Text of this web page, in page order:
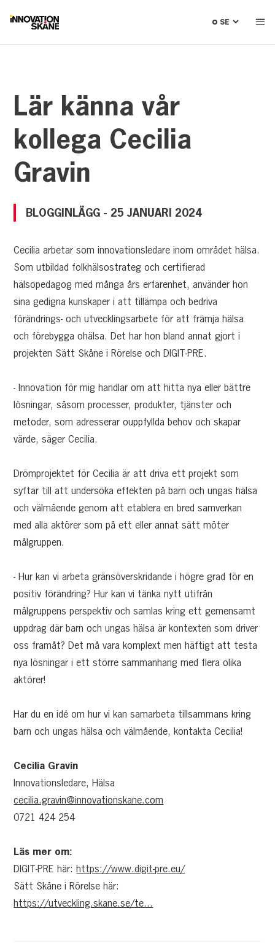
Lär känna vår
kollega Cecilia
Gravin
BLOGGINLÄGG - 25 JANUARI 2024
Cecilia arbetar som innovationsledare inom området hälsa.
Som utbildad folkhälsostrateg och certifierad
hälsopedagog med många års erfarenhet, använder hon
sina gedigna kunskaper i att tillämpa och bedriva
förändrings- och utvecklingsarbete för att främja hälsa
och förebygga ohälsa. Det har hon bland annat gjort i
projekten Sätt Skåne i Rörelse och DIGIT-PRE.
- Innovation för mig handlar om att hitta nya eller bättre
lösningar, såsom processer, produkter, tjänster och
metoder, som adresserar ouppfyllda behov och skapar
värde, säger Cecilia.
Drömprojektet för Cecilia är att driva ett projekt som
syftar till att undersöka effekten på barn och ungas hälsa
och välmående genom att etablera en bred samverkan
med alla aktörer som på ett eller annat sätt möter
målgruppen.
- Hur kan vi arbeta gränsöverskridande i högre grad för en
positiv förändring? Hur kan vi tänka nytt utifrån
målgruppens perspektiv och samlas kring ett gemensamt
uppdrag där barn och ungas hälsa är kontexten som driver
oss framåt? Det må vara komplext men häftigt att testa
nya lösningar i ett större sammanhang med flera olika
aktörer!
Har du en idé om hur vi kan samarbeta tillsammans kring
barn och ungas hälsa och välmående, kontakta Cecilia!
Cecilia Gravin
Innovationsledare, Hälsa
cecilia.gravin@innovationskane.com
0721 424 254
Läs mer om:
DIGIT-PRE här:https://www.digit-pre.eu/
Sätt Skåne i Rörelse här:
https://utveckling.skane.se/te...